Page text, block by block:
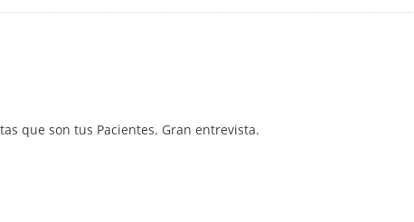
que son tus Pacientes. Gran entrevista.